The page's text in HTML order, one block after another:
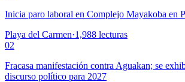
Inicia paro laboral en Complejo Mayakoba en
Playa del Carmen·1,988 lecturas
02
Fracasa manifestación contra Aguakan; se
discurso político para 2027